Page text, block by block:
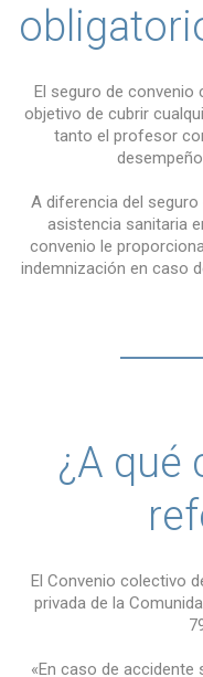
El seguro de convenio
objetivo de cubrir
tanto el profesor
A diferencia del
asistencia sanitaria
convenio le
indemnización en caso
¿A qué
El Convenio colectivo
privada de la
«En caso de